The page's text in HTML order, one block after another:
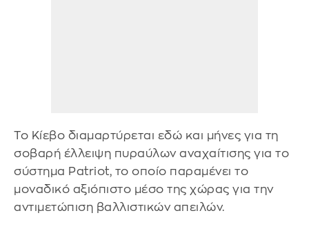
Το Κίεβο διαμαρτύρεται εδώ και μήνες για τη
σοβαρή έλλειψη πυραύλων αναχαίτισης για το
σύστημα Patriot, το οποίο παραμένει το
μοναδικό αξιόπιστο μέσο της χώρας για την
αντιμετώπιση βαλλιστικών απειλών.